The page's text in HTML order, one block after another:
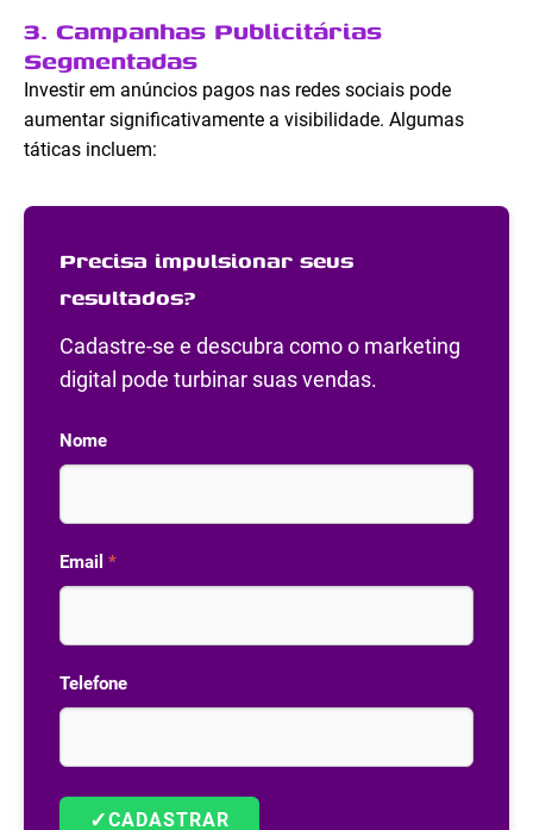
3. Campanhas Publicitárias
Segmentadas
Investir em anúncios pagos nas redes sociais pode
aumentar significativamente a visibilidade. Algumas
táticas incluem:
Precisa impulsionar seus
resultados?
Cadastre-se e descubra como o marketing
digital pode turbinar suas vendas.
Nome
Email *
Telefone
✓CADASTRAR